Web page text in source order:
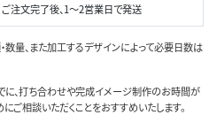
ご注文完了後、1～2営業日で発送
量、また加工するデザインによって必要日数は
、打ち合わせや完成イメージ制作のお時間が
ご相談いただくことをおすすめいたします。